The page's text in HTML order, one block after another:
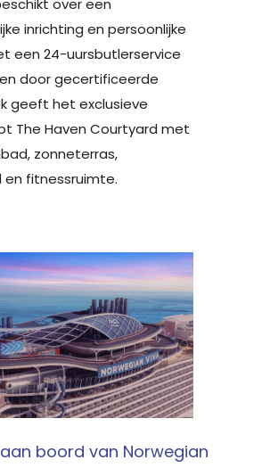
over een
inrichting en persoonlijke
een 24-uursbutlerservice
door gecertificeerde
geeft het exclusieve
The Haven Courtyard met
zonneterras,
fitnessruimte.
boord van Norwegian